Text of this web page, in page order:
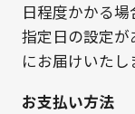
日程度かかる
指定日の設定
にお届けいたし
お支払い方法